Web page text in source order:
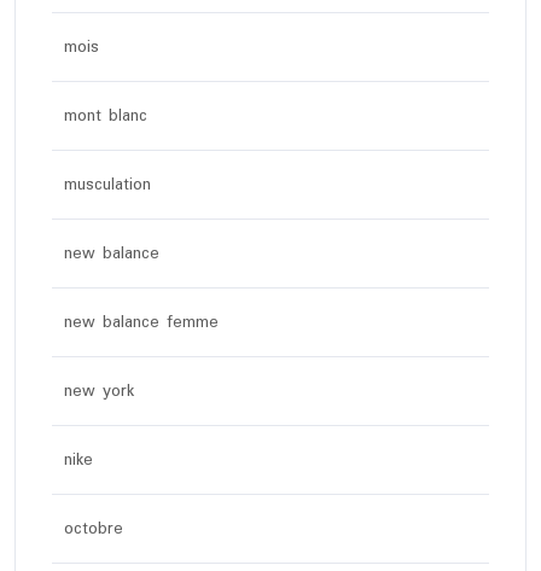
mois
mont blanc
musculation
new balance
new balance femme
new york
nike
octobre